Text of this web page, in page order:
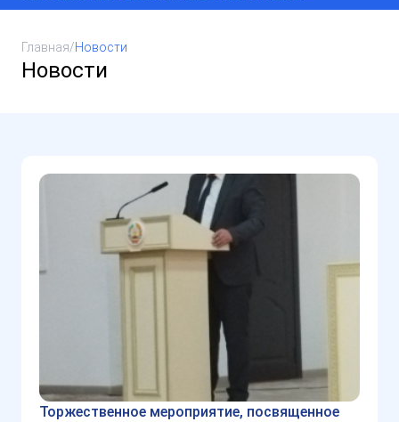
Главная/Новости
Новости
Торжественное мероприятие, посвященное